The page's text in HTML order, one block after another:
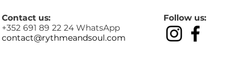
Contact us:
+352 691 89 22 24 WhatsApp
contact@rythmeandsoul.com
Follow us: